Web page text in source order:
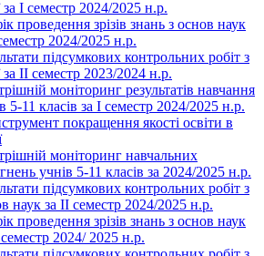
за І семестр 2024/2025 н.р.
проведення зрізів знань з основ наук
2024/2025 н.р.
підсумкових контрольних робіт з
за ІІ семестр 2023/2024 н.р.
моніторинг результатів навчання
5-11 класів за І семестр 2024/2025 н.р.
покращення якості освіти в
моніторинг навчальних
учнів 5-11 класів за 2024/2025 н.р.
підсумкових контрольних робіт з
наук за ІІ семестр 2024/2025 н.р.
проведення зрізів знань з основ наук
семестр 2024/ 2025 н.р.